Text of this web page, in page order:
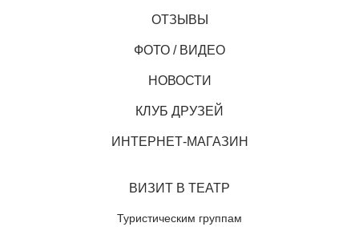
ОТЗЫВЫ
ФОТО / ВИДЕО
НОВОСТИ
КЛУБ ДРУЗЕЙ
ИНТЕРНЕТ-МАГАЗИН
ВИЗИТ В ТЕАТР
Туристическим группам